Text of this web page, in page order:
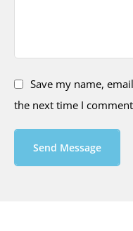
Save my name,
the next time I
Send Message